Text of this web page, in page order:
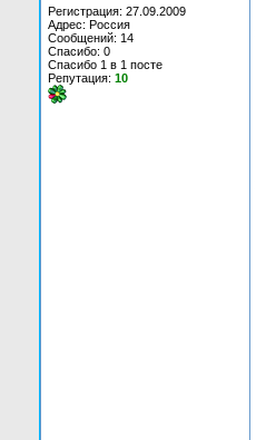
Регистрация: 27.09.2009
Адрес: Россия
Сообщений: 14
Спасибо: 0
Спасибо 1 в 1 посте
Репутация: 10